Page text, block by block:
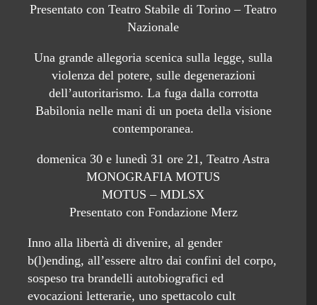
Presentato con Teatro Stabile di Torino – Teatro
Nazionale
Una grande allegoria scenica sulla legge, sulla
violenza del potere, sulle degenerazioni
dell’autoritarismo. La fuga dalla corrotta
Babilonia nelle mani di un poeta della visione
contemporanea.
domenica 30 e lunedì 31 ore 21, Teatro Astra
MONOGRAFIA MOTUS
MOTUS – MDLSX
Presentato con Fondazione Merz
Inno alla libertà di divenire, al gender
b(l)ending, all’essere altro dai confini del corpo,
sospeso tra brandelli autobiografici ed
evocazioni letterarie, uno spettacolo cult